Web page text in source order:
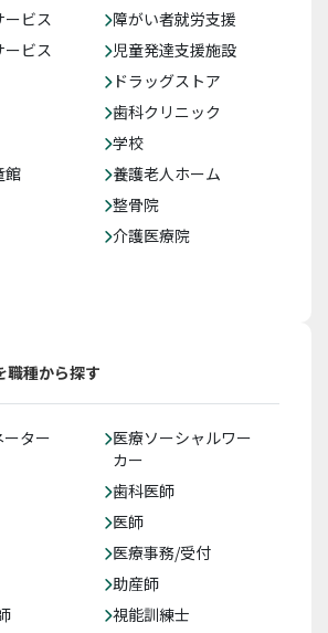
ービス
障がい者就労支援
ービス
児童発達支援施設
ドラッグストア
歯科クリニック
学校
館
養護老人ホーム
整骨院
介護医療院
職種から探す
ター
医療ソーシャルワー
カー
歯科医師
医師
医療事務/受付
助産師
視能訓練士